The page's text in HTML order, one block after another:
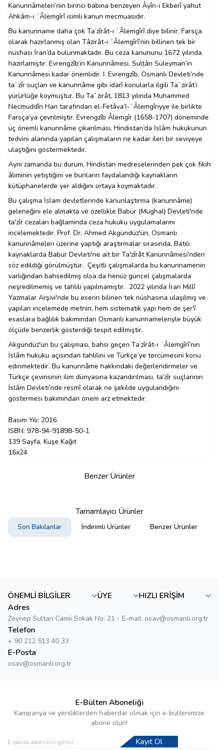
Kanunnâmeleri’nin birinci babına benzeyen Âyîn-i Ekberî yahut
Ahkâm-ı ʻÂlemgîrî isimli kanun mecmuasıdır.
Bu kanunname daha çok Ta‘zîrât-ı ʻÂlemgîrî diye bilinir. Farsça
olarak hazırlanmış olan Tâzirât-ı ʻÂlemgîrî’nin billinen tek bir
nüshası İran’da bulunmaktadır. Bu ceza kanununu 1672 yılında
hazırlamıştır. Evrengzîb’in Kanunnâmesi, Sulṭân Süleyman’ın
Kanunnâmesi kadar önemlidir. I. Evrengzîb, Osmanlı Devleti’nde
taʿzîr suçları ve kanunnâme gibi idarî konularla ilgili Taʿzirât’ı
yürürlüğe koymuştur. Bu Taʿzirât, 1813 yılında Muhammed
Necmuddîn Han tarafından el-Fetâva’l-ʻÂlemgîriyye ile birlikte
Farsça’ya çevrilmiştir. Evrengzîb Âlemgîr (1658-1707) döneminde
üç önemli kanunnâme çıkarılması, Hindistan’da İslâm hukukunun
tedvini alanında yapılan çalışmaların ne kadar ileri bir seviyeye
ulaştığını göstermektedir.
Aynı zamanda bu durum, Hindistan medreselerinden pek çok fıkıh
âliminin yetiştiğini ve bunların faydalandığı kaynakların
kütüphanelerde yer aldığını ortaya koymaktadır.
Bu çalışma İslam devletlerinde kanunlaştırma (kanunnâme)
geleneğini ele almakta ve özellikle Babür (Mughal) Devleti'nde
ta'zîr cezaları bağlamında ceza hukuku uygulamalarını
incelemektedir. Prof. Dr. Ahmed Akgündüz'ün, Osmanlı
kanunnâmeleri üzerine yaptığı araştırmalar sırasında, Batılı
kaynaklarda Babür Devleti'ne ait bir Ta'zîrât Kanunnâmesi'nden
söz edildiği görülmüştür. Çeşitli çalışmalarda bu kanunnamenin
varlığından bahsedilmiş olsa da henüz güncel çalışmalarda
neşredilmemiş ve tahlili yapılmamıştır. 2022 yılında İran Millî
Yazmalar Arşivi'nde bu eserin bilinen tek nüshasına ulaşılmış ve
yapılan incelemede metnin, hem sistematik yapı hem de şer'î
esaslara bağlılık bakımından Osmanlı kanunnameleriyle büyük
ölçüde benzerlik gösterdiği tespit edilmiştir.
Akgündüz'ün bu çalışması, bahsi geçen Ta‘zîrât-ı ʻÂlemgîrî’nin
İslâm hukuku açısından tahlilini ve Türkçe’ye tercümesini konu
edinmektedir. Bu kanunnâme hakkındaki değerlendirmeler ve
Türkçe çevirisinin ilim dünyasına kazandırılması, ta’zîr suçlarının
İslâm Devleti’nde resmî olarak ne şekilde uygulandığını
göstermesi bakımından önem arz etmektedir.
Basım Yılı: 2016
ISBN: 978-94-91898-50-1
139 Sayfa, Kuşe Kağıt
16x24
Benzer Ürünler
Tamamlayıcı Ürünler
Son Bakılanlar İndirimli Ürünler Benzer Ürünler
ÖNEMLİ BİLGİLER ÜYE
HIZLI ERİŞİM
Adres
Zeynep Sultan Camii Sokak No: 21 - E-mail: osav@osmanli.org.tr
Telefon
+ 90 212 513 40 33
E-Posta
osav@osmanli.org.tr
E-Bülten Aboneliği
Kampanya ve yeniliklerden haberdar olmak için e-bültenimize
abone olun!
Kayıt Ol